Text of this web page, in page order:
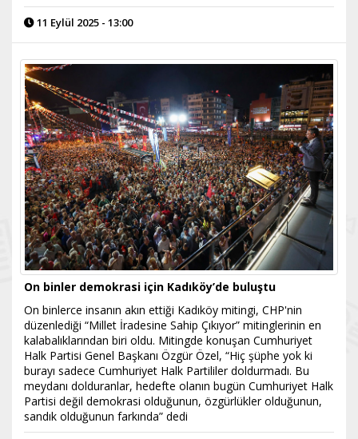
11 Eylül 2025 - 13:00
On binler demokrasi için Kadıköy’de buluştu
On binlerce insanın akın ettiği Kadıköy mitingi, CHP'nin
düzenlediği “Millet İradesine Sahip Çıkıyor” mitinglerinin en
kalabalıklarından biri oldu. Mitingde konuşan Cumhuriyet
Halk Partisi Genel Başkanı Özgür Özel, “Hiç şüphe yok ki
burayı sadece Cumhuriyet Halk Partililer doldurmadı. Bu
meydanı dolduranlar, hedefte olanın bugün Cumhuriyet Halk
Partisi değil demokrasi olduğunun, özgürlükler olduğunun,
sandık olduğunun farkında” dedi